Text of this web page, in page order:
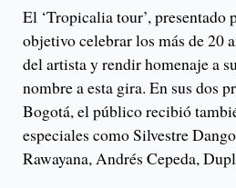
El ‘Tropicalia tour’, presentado
objetivo celebrar los más de 20
del artista y rendir homenaje a
nombre a esta gira. En sus dos
Bogotá, el público recibió
especiales como Silvestre
Rawayana, Andrés Cepeda,